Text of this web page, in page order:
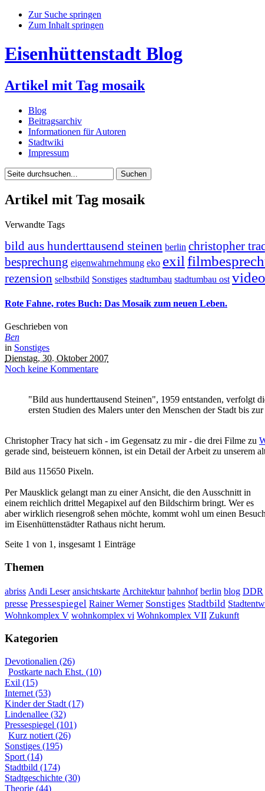
Zur Suche springen
Zum Inhalt springen
Eisenhüttenstadt Blog
Artikel mit Tag mosaik
Blog
Beitragsarchiv
Informationen für Autoren
Stadtwiki
Impressum
Artikel mit Tag mosaik
Verwandte Tags
bild aus hunderttausend steinen berlin christopher
besprechung eigenwahrnehmung eko exil
rezension selbstbild Sonstiges stadtumbau stadtumbau ost video
Rote Fahne, rotes Buch: Das Mosaik zum neuen Leben.
Geschrieben von
Ben
in Sonstiges
Dienstag, 30. Oktober 2007
Noch keine Kommentare
"Bild aus hunderttausend Steinen", 1959 entstanden, verfolgt
ersten Studien des Malers unter den Menschen der Stadt bis
Christopher Tracy hat sich - im Gegensatz zu mir - die drei Filme zu
gerade sind, beisteuern können, ist ein Detail der Arbeit zu unserem
Bild aus 115650 Pixeln.
Per Mausklick gelangt man zu einer Ansicht, die den Ausschnitt in
einem reichlich drittel Megapixel auf den Bildschirm bringt. Wer es
aber wirklich riesengroß sehen möchte, kommt wohl um einen Besuch
im Eisenhüttenstädter Rathaus nicht herum.
Seite 1 von 1, insgesamt 1 Einträge
Themen
abriss Andi Leser ansichtskarte Architektur bahnhof berlin blog DDR
presse Pressespiegel Rainer Werner Sonstiges Stadtbild
Wohnkomplex V wohnkomplex vi Wohnkomplex VII Zukunft
Kategorien
Devotionalien (26)
Postkarte nach Ehst. (10)
Exil (15)
Internet (53)
Kinder der Stadt (17)
Lindenallee (32)
Pressespiegel (101)
Kurz notiert (26)
Sonstiges (195)
Sport (14)
Stadtbild (174)
Stadtgeschichte (30)
Theorie (44)